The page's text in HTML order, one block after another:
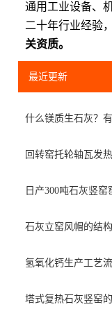
通用工业设备、
二十年行业经验
关资质。
最近更新
什么镁质生石灰？
回转窑托轮轴瓦发
日产300吨石灰竖窑
石灰立窑风帽的结
氢氧化钙生产工艺
塔式复热石灰竖窑